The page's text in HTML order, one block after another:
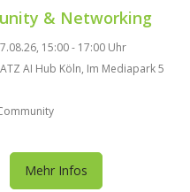
& Networking
15:00 - 17:00 Uhr
AI Hub Köln, Im Mediapark 5
Mehr Infos